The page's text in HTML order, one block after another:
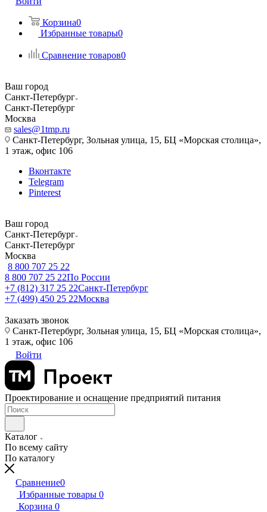
Корзина0
Избранные товары0
Сравнение товаров0
Ваш город
Санкт-Петербург
Санкт-Петербург
Москва
sales@1tmp.ru
Санкт-Петербург, Зольная улица, 15, БЦ «Морская столица»,
1 этаж, офис 106
Вконтакте
Telegram
Pinterest
Ваш город
Санкт-Петербург
Санкт-Петербург
Москва
8 800 707 25 22
8 800 707 25 22По России
+7 (812) 317 25 22Санкт-Петербург
+7 (499) 450 25 22Москва
Заказать звонок
Санкт-Петербург, Зольная улица, 15, БЦ «Морская столица»,
1 этаж, офис 106
Войти
Проектирование и оснащение предприятий питания
Каталог
По всему сайту
По каталогу
Сравнение0
Избранные товары 0
Корзина 0